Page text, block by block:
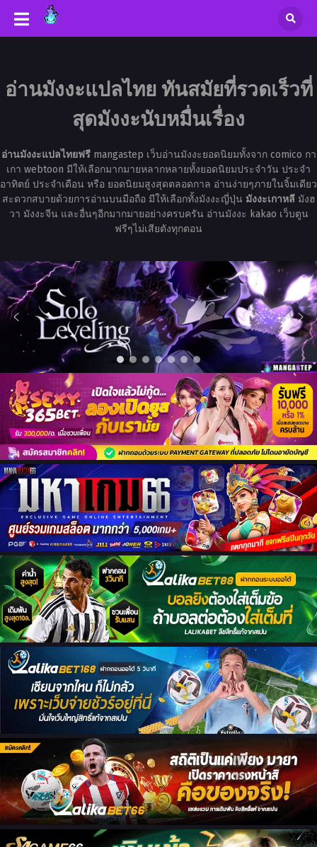
อ่านมังงะแปลไทย ทันสมัยที่รวดเร็วที่
สุดมังงะนับหมื่นเรื่อง
อ่านมังงะแปลไทยฟรีmangastep เว็บอ่านมังงะยอดนิยมทั้งจาก comico กา
เกา webtoon มีให้เลือกมากมายหลากหลายทั้งยอดนิยมประจำวัน ประจำ
อาทิตย์ ประจำเดือน หรือ ยอดนิยมสูงสุดตลอดกาล อ่านง่ายๆภายในจิ้มเดียว
สะดวกสบายด้วยการอ่านบนมือถือ มีให้เลือกทั้งมังงะญี่ปุ่น มังงะเกาหลีมังฮ
วา มังงะจีน และอื่นๆอีกมากมายอย่างครบครัน อ่านมังงะ kakao เว็บตูน
ฟรีๆไม่เสียตังทุกตอน